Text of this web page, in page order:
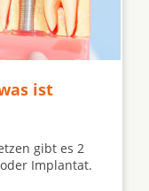
ist
gibt es 2
Implantat.